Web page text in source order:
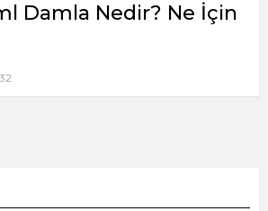
Damla Nedir? Ne İçin